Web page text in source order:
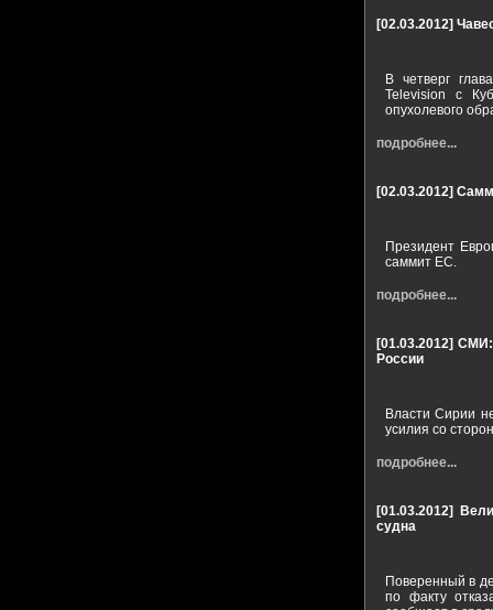
[02.03.2012]
В четверг
Television с
опухолевого
подробнее...
[02.03.2012]
Президент
саммит ЕС.
подробнее...
[01.03.2012] СМИ:
России
Власти Сирии
усилия со
подробнее...
[01.03.2012]
судна
Поверенный в
по факту